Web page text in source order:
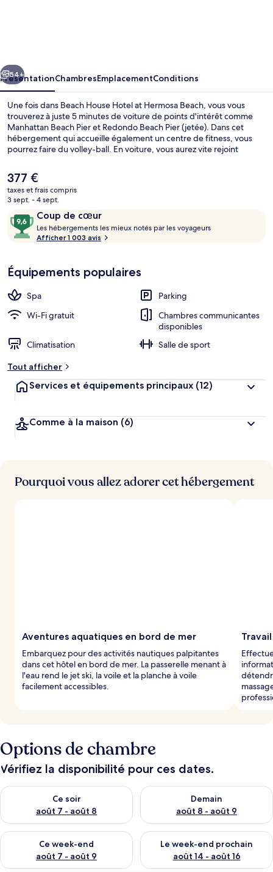
Hermosa
Beach
Suivant
54+
PrésentationChambresEmplacementConditions
Une fois dans Beach House Hotel at Hermosa Beach, vous vous
trouverez à juste 5 minutes de voiture de points d'intérêt comme
Manhattan Beach Pier et Redondo Beach Pier (jetée). Dans cet
hébergement qui accueille également un centre de fitness, vous
pourrez faire du volley-ball. En voiture, vous aurez vite rejoint
boutique. Les autres voyageurs ne tarissent pas d'éloges en ce qui
concerne le personnel attentionné et la proximité avec la plage.
Le
prix
actuel
de
377 €.
377 €
taxes et frais compris
3 sept. - 4 sept.
Avis
voyageurs
Coup de cœur
9,6
sur
10,
cœur
Les hébergements les mieux notés par les voyageurs
r
t
l
e
u
s
Afficher 1 003 avis
Équipements populaires
Spa
Parking
Wi-Fi gratuit
Chambres communicantes
disponibles
Climatisation
Salle de sport
Tout afficher
Services et équipements principaux (12)
Comme à la maison (6)
Pourquoi vous allez adorer cet hébergement
Aventures aquatiques en bord de mer
Embarquez pour des activités nautiques palpitantes
dans cet hôtel en bord de mer. La passerelle menant à
l'eau rend le jet ski, la voile et la planche à voile
facilement accessibles.
Options de chambre
Vérifiez la disponibilité pour ces dates.
Ce soir
août 7 - août 8
Vérifier la disponibilité pour ce soir août 7 - août 8
Demain
août 8 - août 9
Vérifier la disponibilité pour
Ce week-end
août 7 - août 9
Vérifier la disponibilité pour ce week-end août 7 - août 9
Le week-end prochain
août 14 - août 16
Vérifier la disponibilité pour